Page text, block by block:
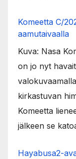
Komeetta C/
aamutaivaalla
Kuva: Nasa
on jo nyt
kirkastuvan
Komeetta
jälkeen se
Hayabusa2-